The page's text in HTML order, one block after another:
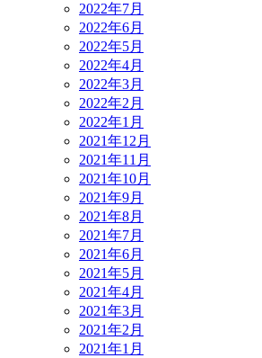
2022年7月
2022年6月
2022年5月
2022年4月
2022年3月
2022年2月
2022年1月
2021年12月
2021年11月
2021年10月
2021年9月
2021年8月
2021年7月
2021年6月
2021年5月
2021年4月
2021年3月
2021年2月
2021年1月